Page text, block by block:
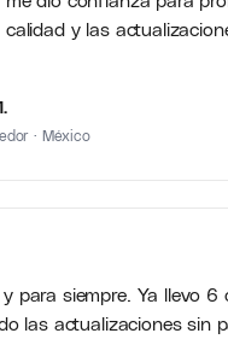
y las
· México
para siempre. Ya llevo 6
las actualizaciones sin